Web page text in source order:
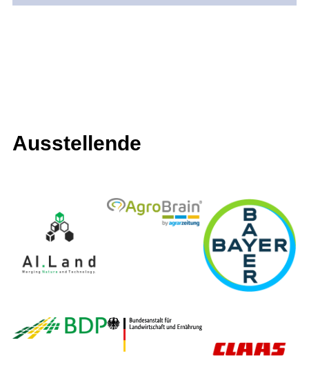
Ausstellende